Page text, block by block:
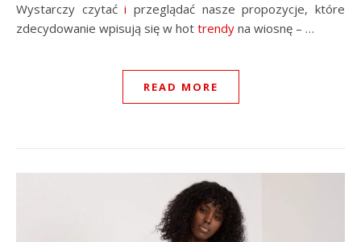
Wystarczy czytaći przeglądać nasze propozycje, które
zdecydowanie wpisują się w hot trendy na wiosnę – …
READ MORE